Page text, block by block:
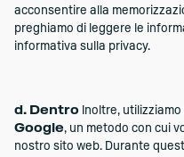
acconsentire alla
preghiamo di leggere le
informativa sulla privacy.
d. Dentro Inoltre,
Google, un metodo con cui
nostro sito web. Durante